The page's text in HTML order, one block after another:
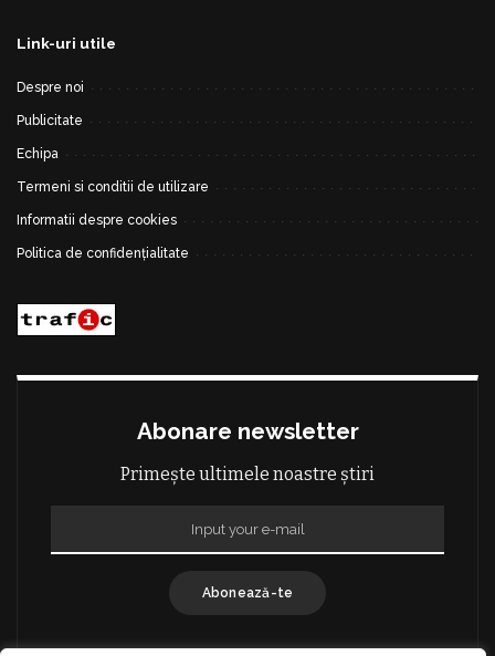
Link-uri utile
Despre noi
Publicitate
Echipa
Termeni si conditii de utilizare
Informatii despre cookies
Politica de confidențialitate
Abonare newsletter
Primește ultimele noastre știri
Abonează-te